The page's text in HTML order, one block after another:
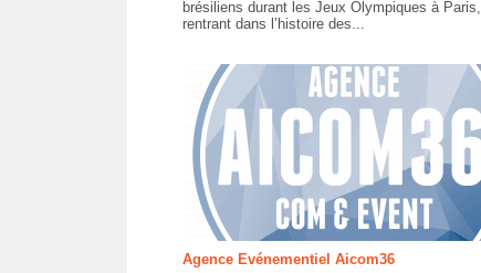
brésiliens durant les Jeux Olympiques à Paris,
rentrant dans l’histoire des...
Agence Evénementiel Aicom36